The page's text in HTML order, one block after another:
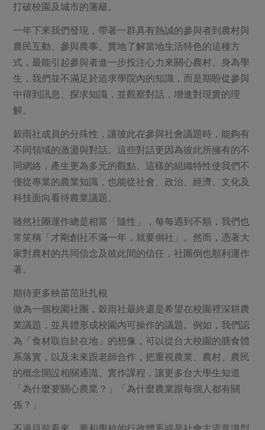
打破校園及城市的藩籬。
一年下來我們發現，帶著一群具有熱誠的參與者到農村與
農民互動、參與農事、實地了解當地生活特色的這種方
式，最能引起參與者進一步投注心力來關心農村。身為學
生，我們並不滿足於追求學院內的知識，而是期盼從參與
中得到訊息、探求知識，並觀察對話，增進對現實的理
解。
穀雨社成員的分殊性，讓彼此在參與社會議題時，能夠有
不同領域的激盪與對話。這些對話更因為彼此所擁有的不
同網絡，產生更為多元的觀點。這樣的組織特性使我們不
僅從專業的農業知識，也能從社會、政治、經濟、文化及
科技面向看待農業議題。
雖然社團運作總是相當「隨性」，每每遇到不順，我們也
常笑稱「才剛創社不滿一年，就要倒社」。然而，憑著大
家對農村的共同信念及彼此間的信任，社團倒也順利運作
著。
期待更多秧苗茁壯扎根
做為一個校園社團，穀雨社最終還是希望在校園裡深耕農
業議題，並具體形成校園內可操作的議題。例如，我們認
為「食材取自於在地」的想像，可以從台大校園的膳食體
系落實，以及未來跟老師合作，把重視農業、農村、農民
的概念開設相關通識、實作課程，讓更多台大學生知道
「為什麼要關心農業？」「為什麼農業跟每個人都有關
係？」